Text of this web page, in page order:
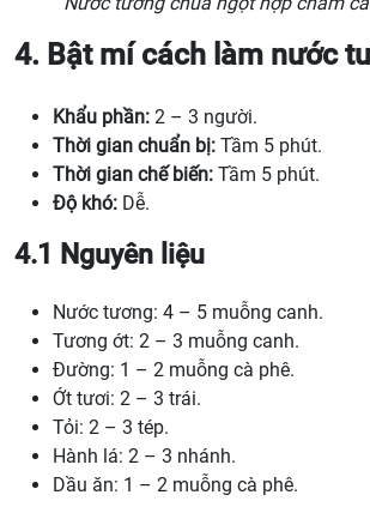
4. Bật mí cách làm nước
Khẩu phần: 2 – 3 người.
Thời gian chuẩn bị: Tầm 5 phút.
Thời gian chế biến: Tầm 5 phút.
Độ khó: Dễ.
4.1 Nguyên liệu
Nước tương: 4 – 5 muỗng canh.
Tương ớt: 2 – 3 muỗng canh.
Đường: 1 – 2 muỗng cà phê.
Ớt tươi: 2 – 3 trái.
Tỏi: 2 – 3 tép.
Hành lá: 2 – 3 nhánh.
Dầu ăn: 1 – 2 muỗng cà phê.